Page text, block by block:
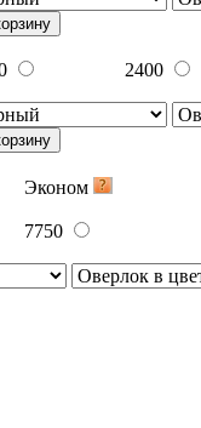
2400
Эконом
7750